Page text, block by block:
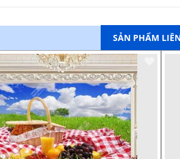
SẢN PHẨM